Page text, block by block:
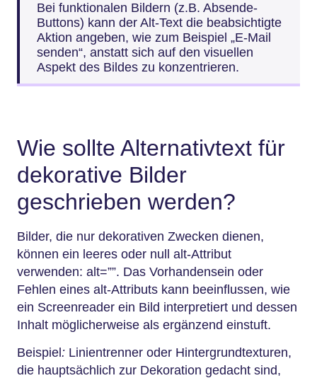
Bei funktionalen Bildern (z.B. Absende-
Buttons) kann der Alt-Text die beabsichtigte
Aktion angeben, wie zum Beispiel „E-Mail
senden“, anstatt sich auf den visuellen
Aspekt des Bildes zu konzentrieren.
Wie sollte Alternativtext für
dekorative Bilder
geschrieben werden?
Bilder, die nur dekorativen Zwecken dienen,
können ein leeres oder null alt-Attribut
verwenden: alt=””. Das Vorhandensein oder
Fehlen eines alt-Attributs kann beeinflussen, wie
ein Screenreader ein Bild interpretiert und dessen
Inhalt möglicherweise als ergänzend einstuft.
Beispiel: Linientrenner oder Hintergrundtexturen,
die hauptsächlich zur Dekoration gedacht sind,